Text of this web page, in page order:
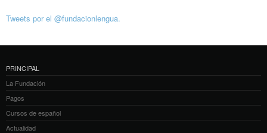
Tweets por el @fundacionlengua.
PRINCIPAL
La Fundación
Pagos
Cursos de español
Actualidad